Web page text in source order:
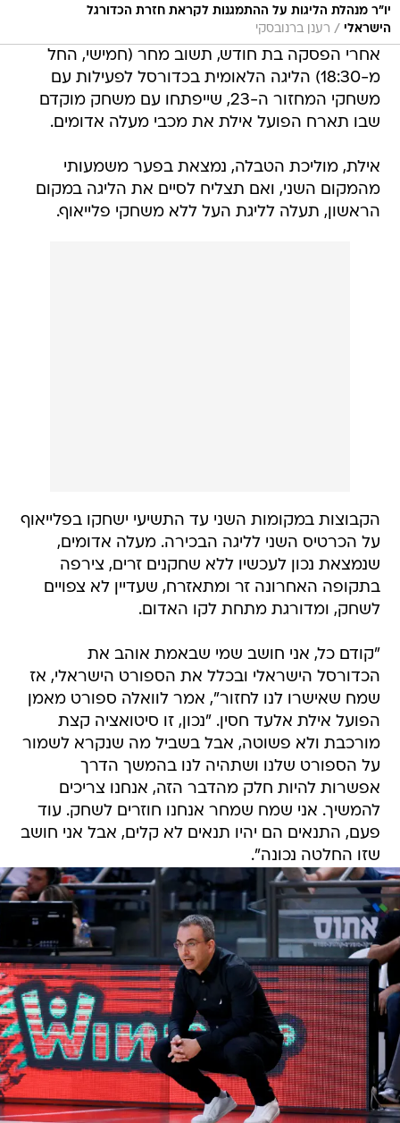
יו"ר מנהלת הליגות על ההתמגנות לקראת חזרת הכדורגל
הישראלי / רענן ברנובסקי
אחרי הפסקה בת חודש, תשוב מחר (חמישי, החל
מ-18:30) הליגה הלאומית בכדורסל לפעילות עם
משחקי המחזור ה-23, שייפתחו עם משחק מוקדם
שבו תארח הפועל אילת את מכבי מעלה אדומים.
אילת, מוליכת הטבלה, נמצאת בפער משמעותי
מהמקום השני, ואם תצליח לסיים את הליגה במקום
הראשון, תעלה לליגת העל ללא משחקי פלייאוף.
הקבוצות במקומות השני עד התשיעי ישחקו בפלייאוף
על הכרטיס השני לליגה הבכירה. מעלה אדומים,
שנמצאת נכון לעכשיו ללא שחקנים זרים, צירפה
בתקופה האחרונה זר ומתאזרח, שעדיין לא צפויים
לשחק, ומדורגת מתחת לקו האדום.
"קודם כל, אני חושב שמי שבאמת אוהב את
הכדורסל הישראלי ובכלל את הספורט הישראלי, אז
שמח שאישרו לנו לחזור", אמר לוואלה ספורט מאמן
הפועל אילת אלעד חסין. "נכון, זו סיטואציה קצת
מורכבת ולא פשוטה, אבל בשביל מה שנקרא לשמור
על הספורט שלנו ושתהיה לנו בהמשך הדרך
אפשרות להיות חלק מהדבר הזה, אנחנו צריכים
להמשיך. אני שמח שמחר אנחנו חוזרים לשחק. עוד
פעם, התנאים הם יהיו תנאים לא קלים, אבל אני חושב
שזו החלטה נכונה".